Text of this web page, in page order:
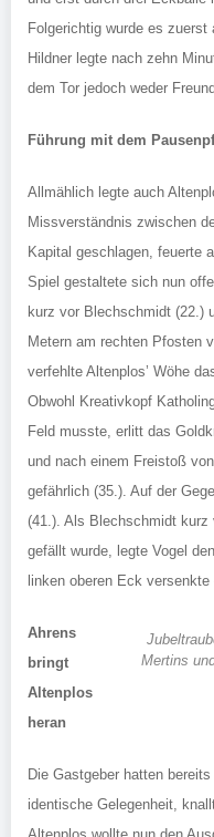
Folgerichtig wurde es
Hildner legte nach zehn
dem Tor jedoch weder
Führung mit dem
Allmählich legte auch
Missverständnis zwischen
Kapital geschlagen, feuerte
Spiel gestaltete sich nun
kurz vor Blechschmidt (22.)
Metern am rechten Pfosten
verfehlte Altenplos’ Wöhe
Obwohl Kreativkopf
Feld musste, erlitt das
und nach einem Freistoß
gefährlich (35.). Auf der
(41.). Als Blechschmidt kurz
gefällt wurde, legte Vogel
linken oberen Eck
Mertins
Ahrens
bringt
Altenplos
heran
Die Gastgeber hatten
identische Gelegenheit,